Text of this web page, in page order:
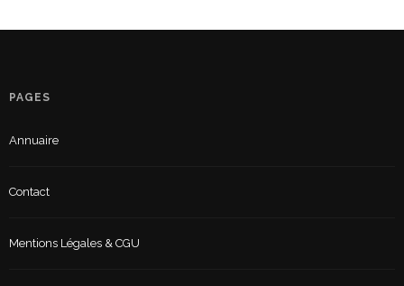
PAGES
Annuaire
Contact
Mentions Légales & CGU